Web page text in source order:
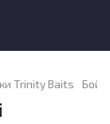
Trinity Baits